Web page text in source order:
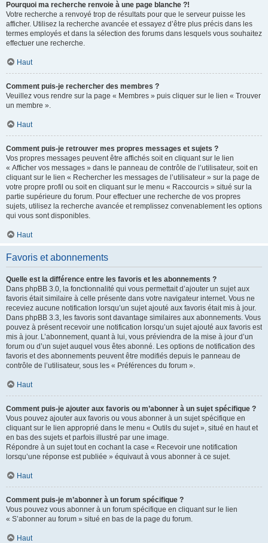
Pourquoi ma recherche renvoie à une page blanche ?!
Votre recherche a renvoyé trop de résultats pour que le serveur puisse les
afficher. Utilisez la recherche avancée et essayez d’être plus précis dans les
termes employés et dans la sélection des forums dans lesquels vous souhaitez
effectuer une recherche.
Haut
Comment puis-je rechercher des membres ?
Veuillez vous rendre sur la page « Membres » puis cliquer sur le lien « Trouver
un membre ».
Haut
Comment puis-je retrouver mes propres messages et sujets ?
Vos propres messages peuvent être affichés soit en cliquant sur le lien
« Afficher vos messages » dans le panneau de contrôle de l’utilisateur, soit en
cliquant sur le lien « Rechercher les messages de l’utilisateur » sur la page de
votre propre profil ou soit en cliquant sur le menu « Raccourcis » situé sur la
partie supérieure du forum. Pour effectuer une recherche de vos propres
sujets, utilisez la recherche avancée et remplissez convenablement les options
qui vous sont disponibles.
Haut
Favoris et abonnements
Quelle est la différence entre les favoris et les abonnements ?
Dans phpBB 3.0, la fonctionnalité qui vous permettait d’ajouter un sujet aux
favoris était similaire à celle présente dans votre navigateur internet. Vous ne
receviez aucune notification lorsqu’un sujet ajouté aux favoris était mis à jour.
Dans phpBB 3.3, les favoris sont davantage similaires aux abonnements. Vous
pouvez à présent recevoir une notification lorsqu’un sujet ajouté aux favoris est
mis à jour. L’abonnement, quant à lui, vous préviendra de la mise à jour d’un
forum ou d’un sujet auquel vous êtes abonné. Les options de notification des
favoris et des abonnements peuvent être modifiés depuis le panneau de
contrôle de l’utilisateur, sous les « Préférences du forum ».
Haut
Comment puis-je ajouter aux favoris ou m’abonner à un sujet spécifique ?
Vous pouvez ajouter aux favoris ou vous abonner à un sujet spécifique en
cliquant sur le lien approprié dans le menu « Outils du sujet », situé en haut et
en bas des sujets et parfois illustré par une image.
Répondre à un sujet tout en cochant la case « Recevoir une notification
lorsqu’une réponse est publiée » équivaut à vous abonner à ce sujet.
Haut
Comment puis-je m’abonner à un forum spécifique ?
Vous pouvez vous abonner à un forum spécifique en cliquant sur le lien
« S’abonner au forum » situé en bas de la page du forum.
Haut